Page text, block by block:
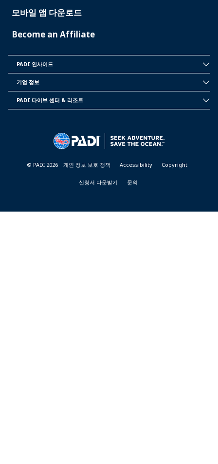
모바일 앱 다운로드
Become an Affiliate
PADI
PADI 인사이드
INFORMATION
기업 정보
PADI 다이브 센터 & 리조트
© PADI 2026 개인 정보 보호 정책 Accessibility Copyright
신청서 다운받기 문의